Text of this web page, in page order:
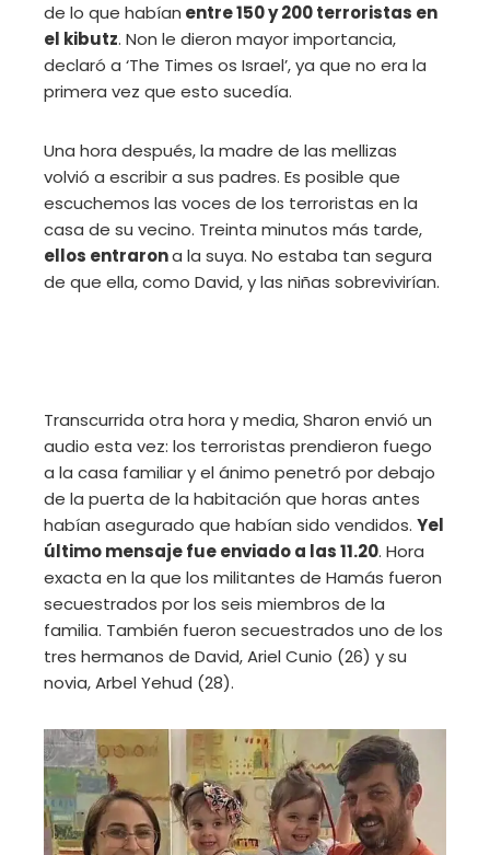
de lo que habían entre 150 y 200 terroristas en
el kibutz. Non le dieron mayor importancia,
declaró a ‘The Times os Israel’, ya que no era la
primera vez que esto sucedía.
Una hora después, la madre de las mellizas
volvió a escribir a sus padres. Es posible que
escuchemos las voces de los terroristas en la
casa de su vecino. Treinta minutos más tarde,
ellos entrarona la suya. No estaba tan segura
de que ella, como David, y las niñas sobrevivirían.
Transcurrida otra hora y media, Sharon envió un
audio esta vez: los terroristas prendieron fuego
a la casa familiar y el ánimo penetró por debajo
de la puerta de la habitación que horas antes
habían asegurado que habían sido vendidos. Yel
último mensaje fue enviado a las 11.20. Hora
exacta en la que los militantes de Hamás fueron
secuestrados por los seis miembros de la
familia. También fueron secuestrados uno de los
tres hermanos de David, Ariel Cunio (26) y su
novia, Arbel Yehud (28).